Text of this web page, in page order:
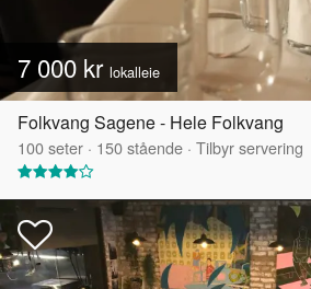
7 000 kr lokalleie
Folkvang Sagene - Hele Folkvang
100seter · 150stående · Tilbyr servering